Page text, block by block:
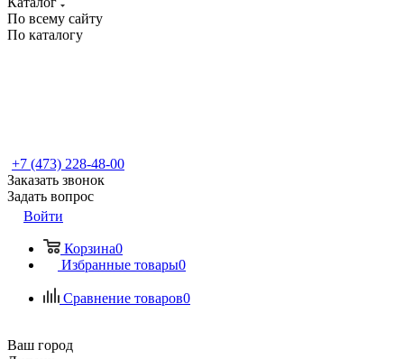
По всему сайту
По каталогу
+7 (473) 228-48-00
Заказать звонок
Задать вопрос
Войти
Корзина0
Избранные товары0
Сравнение товаров0
Ваш город